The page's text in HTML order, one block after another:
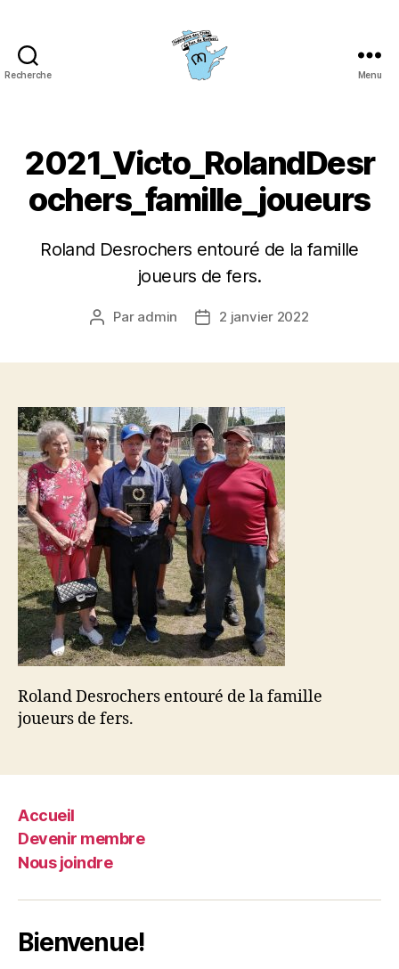
Recherche
de
fers
du
Québec
Menu
2021_Victo_RolandDesr
ochers_famille_joueurs
Roland Desrochers entouré de la famille
joueurs de fers.
Auteur
Par admin
Date2 janvier 2022
Roland Desrochers entouré de la famille
joueurs de fers.
Accueil
Devenir membre
Nous joindre
Bienvenue!